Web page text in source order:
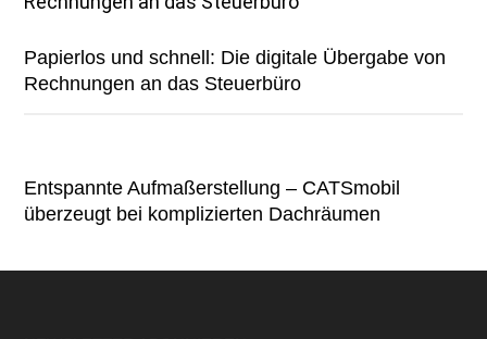
Papierlos und schnell: Die digitale Übergabe von
Rechnungen an das Steuerbüro
Entspannte Aufmaßerstellung – CATSmobil
überzeugt bei komplizierten Dachräumen